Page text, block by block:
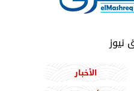
نيوز
الأخبار